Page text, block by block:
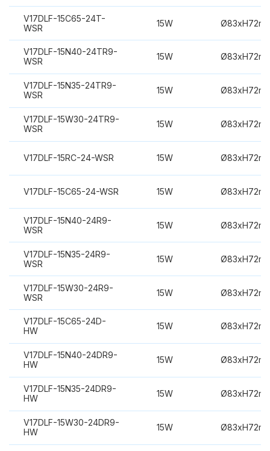
V17DLF-15C65-24T-
WSR
15W
V17DLF-15N40-24TR9-
WSR
15W
V17DLF-15N35-24TR9-
WSR
15W
V17DLF-15W30-24TR9-
WSR
15W
V17DLF-15RC-24-WSR 15W
V17DLF-15C65-24-WSR 15W
V17DLF-15N40-24R9-
WSR
15W
V17DLF-15N35-24R9-
WSR
15W
V17DLF-15W30-24R9-
WSR
15W
V17DLF-15C65-24D-
HW
15W
V17DLF-15N40-24DR9-
HW
15W
V17DLF-15N35-24DR9-
HW
15W
V17DLF-15W30-24DR9-
HW
15W